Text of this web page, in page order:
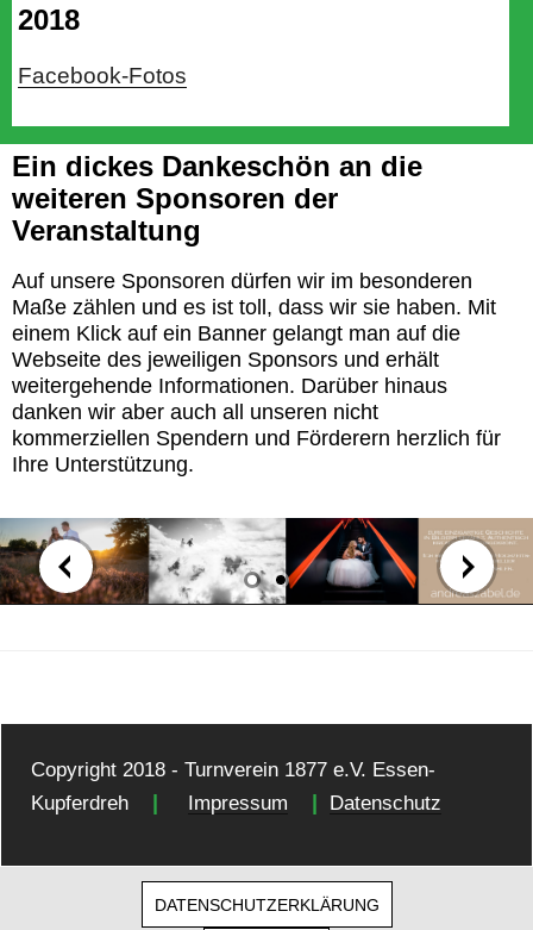
2018
Facebook-Fotos
Ein dickes Dankeschön an die
weiteren Sponsoren der
Veranstaltung
Auf unsere Sponsoren dürfen wir im besonderen
Maße zählen und es ist toll, dass wir sie haben. Mit
einem Klick auf ein Banner gelangt man auf die
Webseite des jeweiligen Sponsors und erhält
weitergehende Informationen. Darüber hinaus
danken wir aber auch all unseren nicht
kommerziellen Spendern und Förderern herzlich für
Ihre Unterstützung.
Copyright 2018 - Turnverein 1877 e.V. Essen-
Kupferdreh
Impressum Datenschutz
DATENSCHUTZERKLÄRUNG